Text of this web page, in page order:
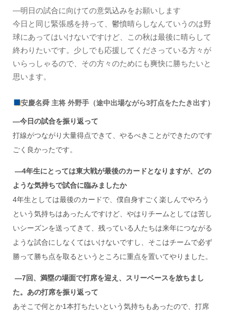
―明日の試合に向けての意気込みをお願いします
今日と同じ緊張感を持って、鬱憤晴らしなんていうのは野
球にあってはいけないですけど、この秋は最後に晴らして
終わりたいです。少しでも応援してくださっている方々が
いらっしゃるので、その方々のためにも爽快に勝ちたいと
思います。
安慶名舜 主将 外野手（途中出場ながら3打点をたたき出す）
―今日の試合を振り返って
打線がつながり大量得点できて、やるべきことができたのです
ごく良かったです。
―4年生にとっては東大戦が最後のカードとなりますが、どの
ような気持ちで試合に臨みましたか
4年生としては最後のカードで、僕自身すごく楽しんでやろう
という気持ちはあったんですけど、やはりチームとしては苦し
いシーズンを送ってきて、残っている人たちは来年につながる
ような試合にしなくてはいけないですし、そこはチームで必ず
勝って勝ち点を取るというところに重点を置いてやりました。
―7回、満塁の場面で打席を迎え、スリーベースを放ちまし
た。あの打席を振り返って
あそこで何とか1本打ちたいという気持ちもあったので、打席